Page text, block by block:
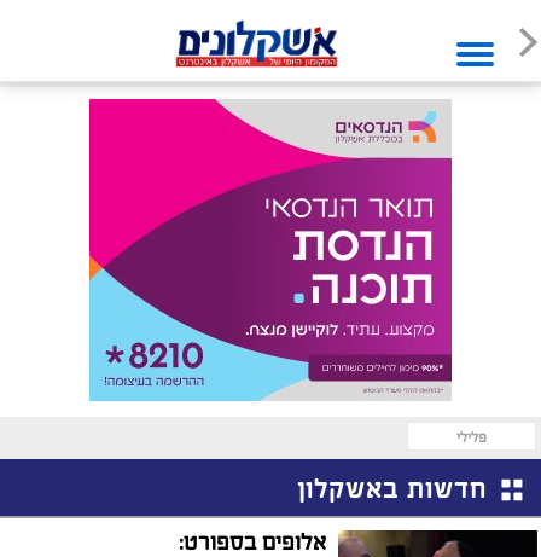
פלילי
חדשות באשקלון
אלופים בספורט: